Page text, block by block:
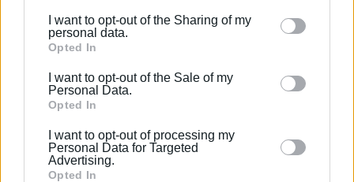
Please note that this website/app uses one or more
Google services and may gather and store information
behaviour. You may click to grant or deny consent to
Google and its third-party tags to use your data for
section.
I want to opt-out of the Sharing of my
personal data.
Opted In
I want to opt-out of the Sale of my
Personal Data.
Opted In
I want to opt-out of processing my
Personal Data for Targeted
Advertising.
Opted In